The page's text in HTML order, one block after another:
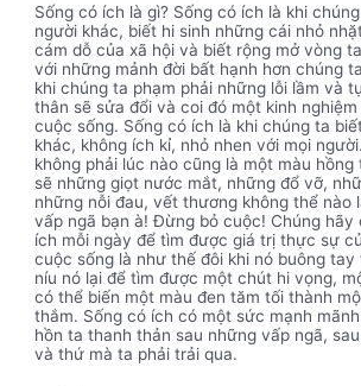
Sống có ích là gì? Sống có ích là khi
người khác, biết hi sinh những cái nhỏ
cám dỗ của xã hội và biết rộng mở vòng
với những mảnh đời bất hạnh hơn chúng
khi chúng ta phạm phải những lỗi lầm và
thân sẽ sửa đổi và coi đó một kinh
cuộc sống. Sống có ích là khi chúng ta
khác, không ích kỉ, nhỏ nhen với mọi
không phải lúc nào cũng là một màu
sẽ những giọt nước mắt, những đổ vỡ,
những nỗi đau, vết thương không thể nào
vấp ngã bạn à! Đừng bỏ cuộc! Chúng hãy
ích mỗi ngày để tìm được giá trị thực sự
cuộc sống là như thế đôi khi nó buông
níu nó lại để tìm được một chút hi vọng,
có thể biến một màu đen tăm tối thành
thắm. Sống có ích có một sức mạnh
hồn ta thanh thản sau những vấp ngã,
và thứ mà ta phải trải qua.